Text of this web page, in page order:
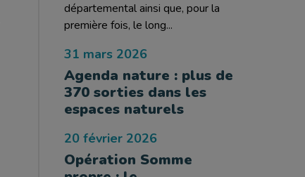
départemental ainsi que, pour la
première fois, le long...
31 mars 2026
Agenda nature : plus de
370 sorties dans les
espaces naturels
20 février 2026
Opération Somme